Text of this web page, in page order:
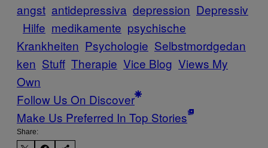
angst antidepressiva depression Depressiv
Hilfe medikamente psychische
Krankheiten Psychologie Selbstmordgedan
ken Stuff Therapie Vice Blog Views My
Own
Follow Us On Discover
Make Us Preferred In Top Stories
Share: